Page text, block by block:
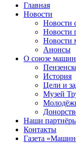
Главная
Новости
Новости
Новости
Новости
Анонсы
О союзе
История
Цели и
Музей
Наши
Контакты
Газета